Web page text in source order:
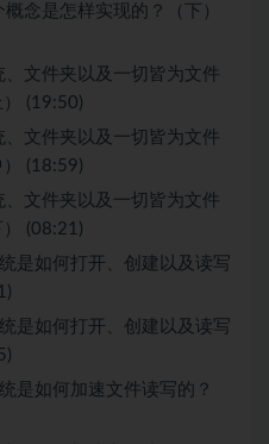
念是怎样实现的？（下）
文件夹以及一切皆为文件
(19:50)
文件夹以及一切皆为文件
(18:59)
文件夹以及一切皆为文件
(08:21)
是如何打开、创建以及读写
是如何打开、创建以及读写
是如何加速文件读写的？